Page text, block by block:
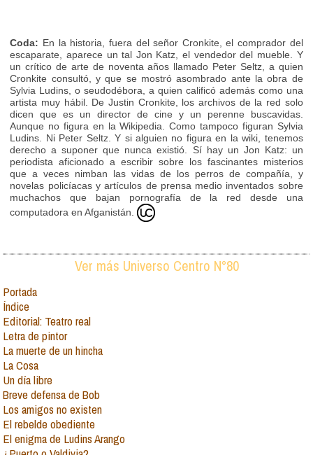
Coda: En la historia, fuera del señor Cronkite, el comprador del
escaparate, aparece un tal Jon Katz, el vendedor del mueble. Y
un crítico de arte de noventa años llamado Peter Seltz, a quien
Cronkite consultó, y que se mostró asombrado ante la obra de
Sylvia Ludins, o seudodébora, a quien calificó además como una
artista muy hábil. De Justin Cronkite, los archivos de la red solo
dicen que es un director de cine y un perenne buscavidas.
Aunque no figura en la Wikipedia. Como tampoco figuran Sylvia
Ludins. Ni Peter Seltz. Y si alguien no figura en la wiki, tenemos
derecho a suponer que nunca existió. Sí hay un Jon Katz: un
periodista aficionado a escribir sobre los fascinantes misterios
que a veces nimban las vidas de los perros de compañía, y
novelas policíacas y artículos de prensa medio inventados sobre
muchachos que bajan pornografía de la red desde una
computadora en Afganistán.
Ver más Universo Centro N°80
Portada
Índice
Editorial: Teatro real
Letra de pintor
La muerte de un hincha
La Cosa
Un día libre
Breve defensa de Bob
Los amigos no existen
El rebelde obediente
El enigma de Ludins Arango